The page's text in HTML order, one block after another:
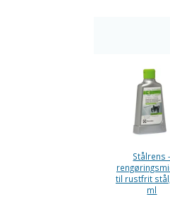
Stålrens -
til rustfrit
ml